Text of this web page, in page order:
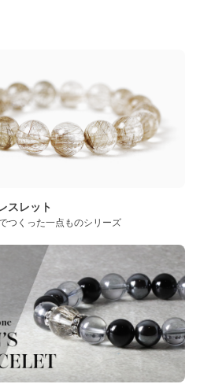
スレット
つくった一点ものシリーズ